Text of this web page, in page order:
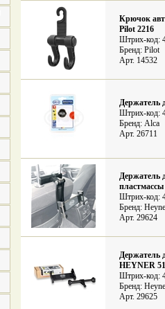
Крючок
Pilot 2216
Штрих-код:
Бренд: Pilot
Арт. 14532
Держатель
Штрих-код:
Бренд: Alca
Арт. 26711
Держатель
Штрих-код:
Бренд:
Арт. 29624
Держатель
HEYNER
Штрих-код:
Бренд:
Арт. 29625